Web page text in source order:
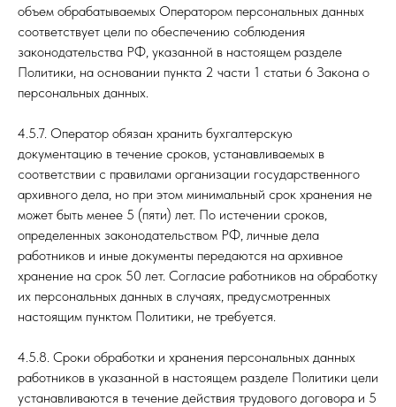
объем обрабатываемых Оператором персональных данных
соответствует цели по обеспечению соблюдения
законодательства РФ, указанной в настоящем разделе
Политики, на основании пункта 2 части 1 статьи 6 Закона о
персональных данных.
4.5.7. Оператор обязан хранить бухгалтерскую
документацию в течение сроков, устанавливаемых в
соответствии с правилами организации государственного
архивного дела, но при этом минимальный срок хранения не
может быть менее 5 (пяти) лет. По истечении сроков,
определенных законодательством РФ, личные дела
работников и иные документы передаются на архивное
хранение на срок 50 лет. Согласие работников на обработку
их персональных данных в случаях, предусмотренных
настоящим пунктом Политики, не требуется.
4.5.8. Сроки обработки и хранения персональных данных
работников в указанной в настоящем разделе Политики цели
устанавливаются в течение действия трудового договора и 5